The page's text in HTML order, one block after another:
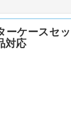
ーケースセ
対応